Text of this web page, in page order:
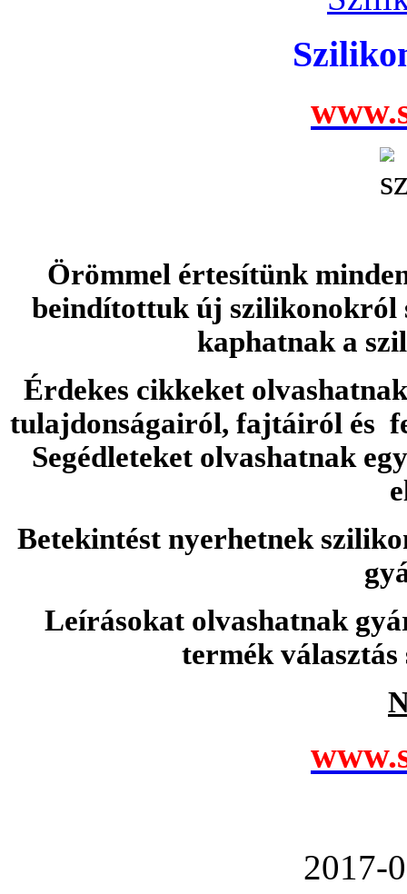
Örömmel értesítünk
beindítottuk új szilikonokról
kaphatnak a
Érdekes cikkeket
tulajdonságairól, fajtáiról és
Segédleteket olvashatnak
Betekintést nyerhetnek
Leírásokat olvashatnak
termék
2017-